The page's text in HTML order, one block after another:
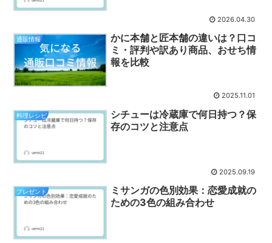
2026.04.30
通販情報
かに本舗と匠本舗の違いは？口コ
ミ・評判や訳あり商品、おせち情
報を比較
2025.11.01
料理レシピ
シチューは冷蔵庫で何日持つ？保
存のコツと注意点
2025.09.19
プレゼント
ミサンガの色別効果：恋愛成就の
ための3色の組み合わせ